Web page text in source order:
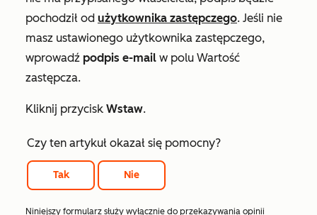
pochodził od użytkownika zastępczego. Jeśli nie
masz ustawionego użytkownika zastępczego,
wprowadź podpis e-mail w polu Wartość
zastępcza.
Kliknij przycisk Wstaw.
Czy ten artykuł okazał się pomocny?
Tak Nie
Niniejszy formularz służy wyłącznie do przekazywania opinii